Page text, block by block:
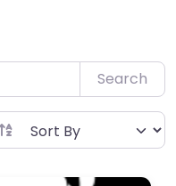
Search